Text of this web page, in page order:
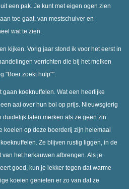
een pak. Je kunt met eigen ogen zien
toe gaat, van mestschuiver en
wat te zien.
kijken. Vorig jaar stond ik voor het eerst in
verrichten die bij het melken
"Boer zoekt hulp"".
gaan koeknuffelen. Wat een heerlijke
aai over hun bol op prijs. Nieuwsgierig
laten merken als ze geen zin
koeien op deze boerderij zijn helemaal
Ze blijven rustig liggen, in de
het herkauwen afbrengen. Als je
goed, kun je lekker tegen dat warme
koeien genieten er zo van dat ze